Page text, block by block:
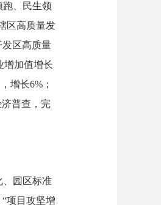
跑、民生领
区高质量发
发区高质量
增加值增长
增长6%；
普查，完
、园区标准
“项目攻坚增